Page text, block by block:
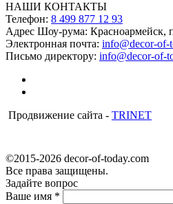
НАШИ КОНТАКТЫ
Телефон: 8 499 877 12 93
Адрес Шоу-рума: Красноармейск,
Электронная почта: info@decor-of-
Письмо директору: info@decor-of-
Продвижение сайта - TRINET
©2015-2026 decor-of-today.com
Все права защищены.
Задайте вопрос
Ваше имя *